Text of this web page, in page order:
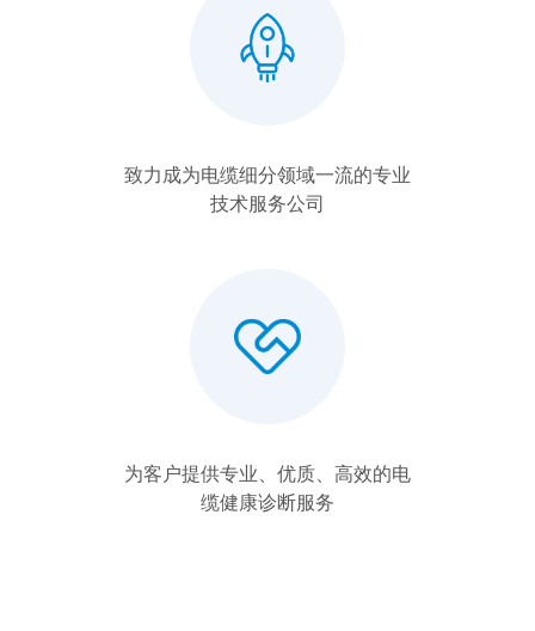
为客户提供专业、优质、高效的电
缆健康诊断服务
致力成为电缆细分领域一流的专业
技术服务公司